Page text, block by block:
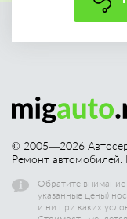
© 2005—2026
Ремонт
Обратите внимание
указанные цены)
и ни при каких